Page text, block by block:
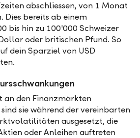
abschliessen, von 1 Monat
Dies bereits ab einem
bis hin zu 100'000 Schweizer
oder britischen Pfund. So
dein Sparziel von USD
an den Finanzmärkten
sie während der vereinbarten
ausgesetzt, die
oder Anleihen auftreten